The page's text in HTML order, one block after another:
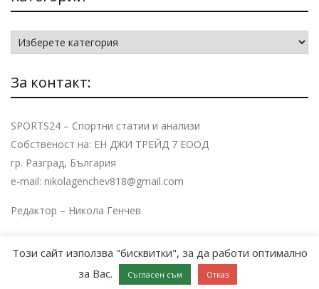
Категории
За контакт:
SPORTS24 – Спортни статии и анализи
Собственост на: ЕН ДЖИ ТРЕЙД 7 ЕООД
гр. Разград, България
e-mail: nikolagenchev818@gmail.com
Редактор – Никола Генчев
Copyright © SPORTS24 | All rights reserved.| WEB DESIGN BY:
Този сайт използва "бисквитки", за да работи оптимално
за Вас.
Съгласен съм Отказ